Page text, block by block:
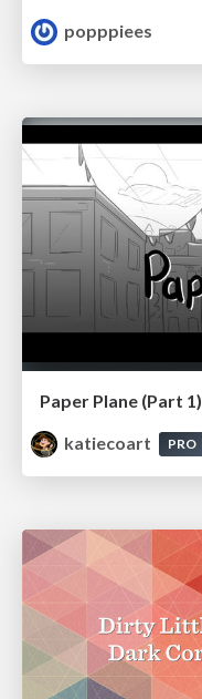
popppiees
Paper Plane (Part 1)
katiecoart
PRO